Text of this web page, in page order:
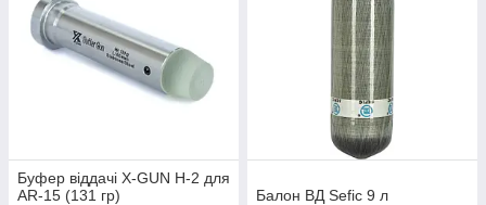
Буфер віддачі X-GUN H-2 для
AR-15 (131 гр)
Балон ВД Sefic 9 л